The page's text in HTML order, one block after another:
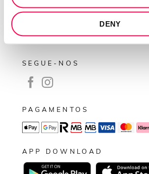
DENY
Termos e condições
Livro de reclamações
SEGUE-NOS
PAGAMENTOS
APP DOWNLOAD